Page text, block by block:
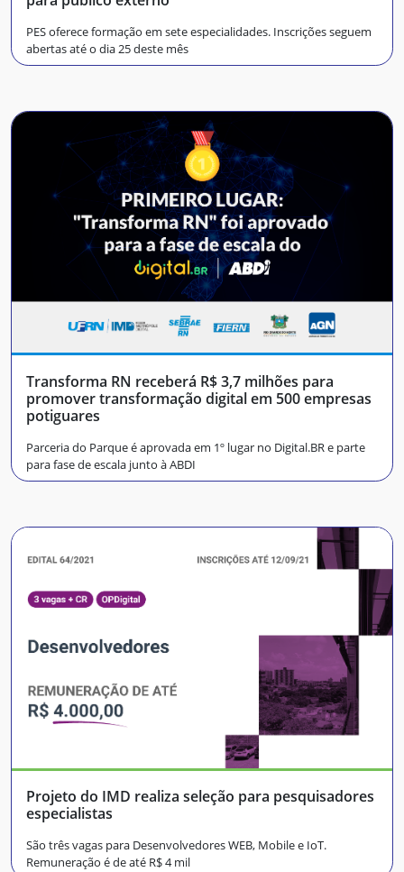
PES oferece formação em sete especialidades. Inscrições seguem
abertas até o dia 25 deste mês
Transforma RN receberá R$ 3,7 milhões para
promover transformação digital em 500 empresas
potiguares
Parceria do Parque é aprovada em 1º lugar no Digital.BR e parte
para fase de escala junto à ABDI
Projeto do IMD realiza seleção para pesquisadores
especialistas
São três vagas para Desenvolvedores WEB, Mobile e IoT.
Remuneração é de até R$ 4 mil